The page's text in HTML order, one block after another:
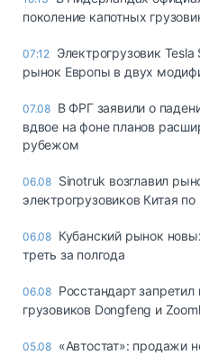
поколение капотных
07:12 Электрогрузовик
рынок Европы в двух
07.08 В ФРГ заявили о
вдвое на фоне планов
рубежом
06.08 Sinotruk возглавил
электрогрузовиков Китая
06.08 Кубанский рынок
треть за полгода
06.08 Росстандарт
грузовиков Dongfeng и
05.08 «Автостат»: продажи